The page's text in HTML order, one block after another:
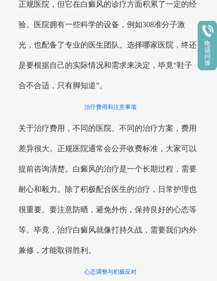
正规医院，但它在白癜风的诊疗方面积累了一定的经
验。医院拥有一些科学的设备，例如308准分子激
光，也配备了专业的医生团队。选择哪家医院，终还
是要根据自己的实际情况和需求来决定，毕竟“鞋子
合不合适，只有脚知道”。
治疗费用和注意事项
关于治疗费用，不同的医院、不同的治疗方案，费用
差异很大。正规医院通常会公开收费标准，大家可以
提前咨询清楚。白癜风的治疗是一个长期过程，需要
耐心和毅力。除了积极配合医生的治疗，日常护理也
很重要。要注意防晒，避免外伤，保持良好的心态等
等。毕竟，治疗白癜风就像打持久战，需要我们内外
兼修，才能取得胜利。
心态调整与积极应对